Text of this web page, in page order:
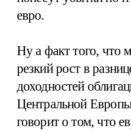
евро.
Ну а факт того, что
резкий рост в
доходностей
Центральной
говорит о том, что